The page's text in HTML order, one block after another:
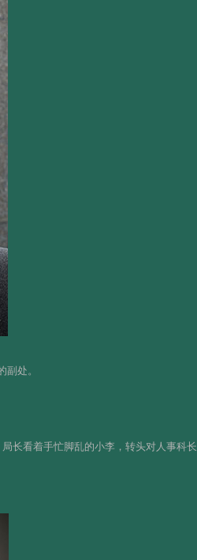
处。
长看着手忙脚乱的小李，转头对人事科长